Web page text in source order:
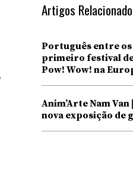
Artigos
Português entre
primeiro festival
Pow! Wow! na
Anim’Arte Nam
nova exposição de